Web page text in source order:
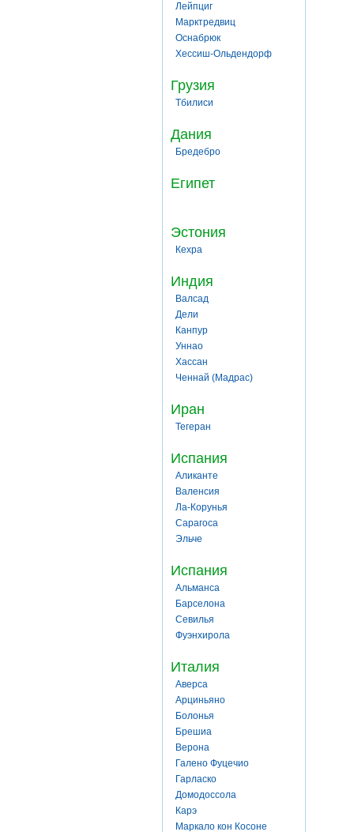
Лейпциг
Марктредвиц
Оснабрюк
Хессиш-Ольдендорф
Грузия
Тбилиси
Дания
Бредебро
Египет
Эстония
Кехра
Индия
Валсад
Дели
Канпур
Уннао
Хассан
Ченнай (Мадрас)
Иран
Тегеран
Испания
Аликанте
Валенсия
Ла-Корунья
Сарагоса
Эльче
Испания
Альманса
Барселона
Севилья
Фуэнхирола
Италия
Аверса
Арциньяно
Болонья
Брешиа
Верона
Галено Фуцечио
Гарласко
Домодоссола
Карэ
Маркало кон Косоне